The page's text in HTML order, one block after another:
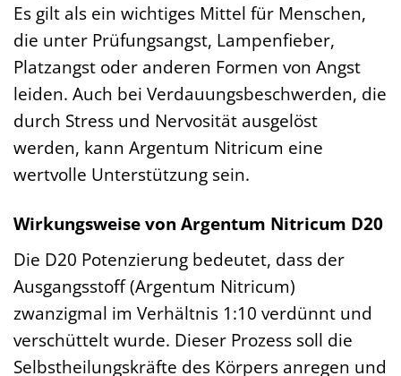
Es gilt als ein wichtiges Mittel für Menschen,
die unter Prüfungsangst, Lampenfieber,
Platzangst oder anderen Formen von Angst
leiden. Auch bei Verdauungsbeschwerden, die
durch Stress und Nervosität ausgelöst
werden, kann Argentum Nitricum eine
wertvolle Unterstützung sein.
Wirkungsweise von Argentum Nitricum D20
Die D20 Potenzierung bedeutet, dass der
Ausgangsstoff (Argentum Nitricum)
zwanzigmal im Verhältnis 1:10 verdünnt und
verschüttelt wurde. Dieser Prozess soll die
Selbstheilungskräfte des Körpers anregen und